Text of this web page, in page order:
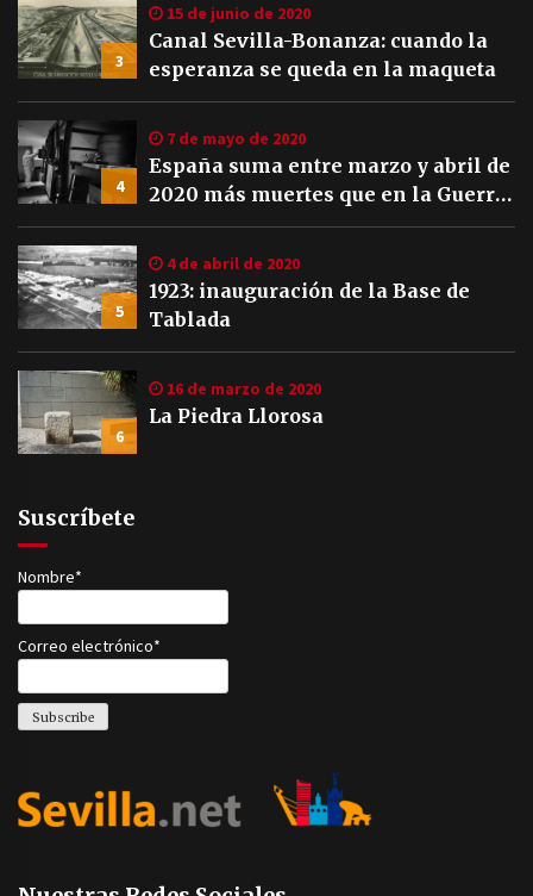
3
15 de junio de 2020
Canal Sevilla-Bonanza: cuando la
esperanza se queda en la maqueta
4
7 de mayo de 2020
España suma entre marzo y abril de
2020 más muertes que en la Guerra
Civil
5
4 de abril de 2020
1923: inauguración de la Base de
Tablada
6
16 de marzo de 2020
La Piedra Llorosa
Suscríbete
Nombre*
Correo electrónico*